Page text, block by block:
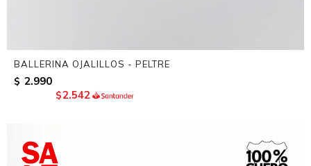
BALLERINA OJALILLOS - PELTRE
$ 2.990
$2.542